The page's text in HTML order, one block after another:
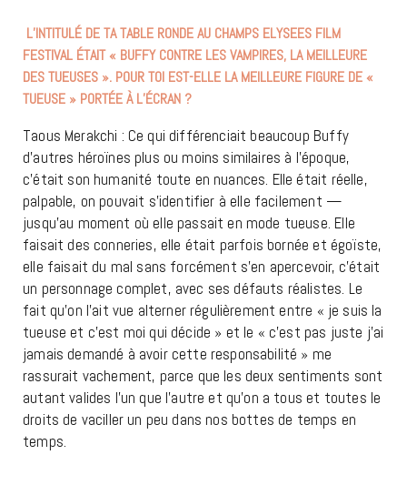
L’INTITULÉ DE TA TABLE RONDE AU CHAMPS ELYSEES FILM
FESTIVAL ÉTAIT « BUFFY CONTRE LES VAMPIRES, LA MEILLEURE
DES TUEUSES ». POUR TOI EST-ELLE LA MEILLEURE FIGURE DE «
TUEUSE » PORTÉE À L’ÉCRAN ?
Taous Merakchi : Ce qui différenciait beaucoup Buffy
d’autres héroïnes plus ou moins similaires à l’époque,
c’était son humanité toute en nuances. Elle était réelle,
palpable, on pouvait s’identifier à elle facilement —
jusqu’au moment où elle passait en mode tueuse. Elle
faisait des conneries, elle était parfois bornée et égoïste,
elle faisait du mal sans forcément s’en apercevoir, c’était
un personnage complet, avec ses défauts réalistes. Le
fait qu’on l’ait vue alterner régulièrement entre « je suis la
tueuse et c’est moi qui décide » et le « c’est pas juste j’ai
jamais demandé à avoir cette responsabilité » me
rassurait vachement, parce que les deux sentiments sont
autant valides l’un que l’autre et qu’on a tous et toutes le
droits de vaciller un peu dans nos bottes de temps en
temps.